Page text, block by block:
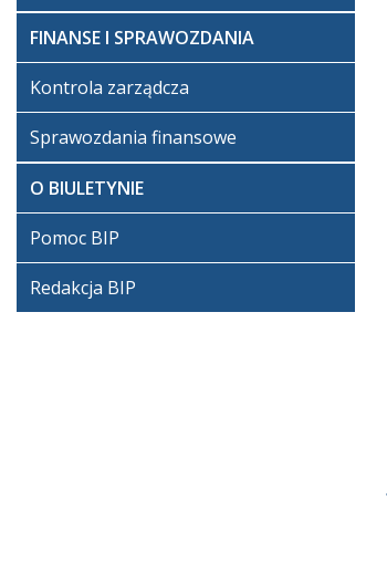
FINANSE I SPRAWOZDANIA
Kontrola zarządcza
Sprawozdania finansowe
O BIULETYNIE
Pomoc BIP
Redakcja BIP